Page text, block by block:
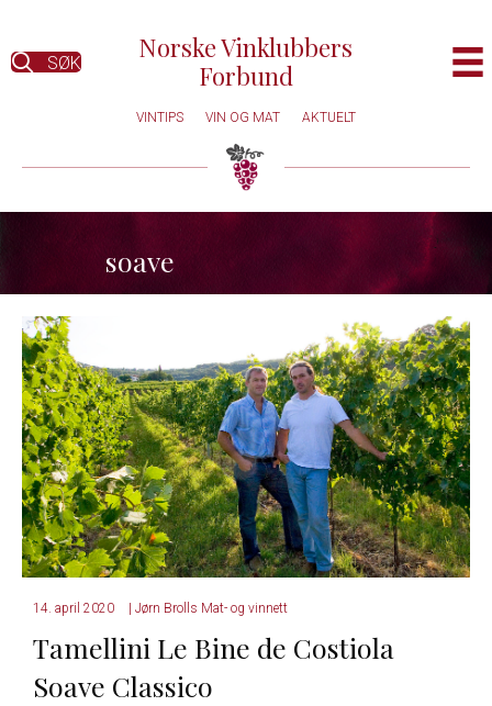
SØK
Norske Vinklubbers
Forbund
VINTIPS VIN OG MAT AKTUELT
soave
14. april 2020 Jørn Brolls Mat- og vinnett
Tamellini Le Bine de Costiola
Soave Classico